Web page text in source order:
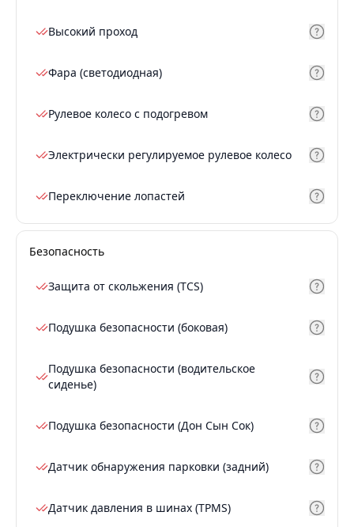
Высокий проход
Фара (светодиодная)
Рулевое колесо с подогревом
Электрически регулируемое рулевое колесо
Переключение лопастей
Безопасность
Защита от скольжения (TCS)
Подушка безопасности (боковая)
Подушка безопасности (водительское
сиденье)
Подушка безопасности (Дон Сын Сок)
Датчик обнаружения парковки (задний)
Датчик давления в шинах (TPMS)